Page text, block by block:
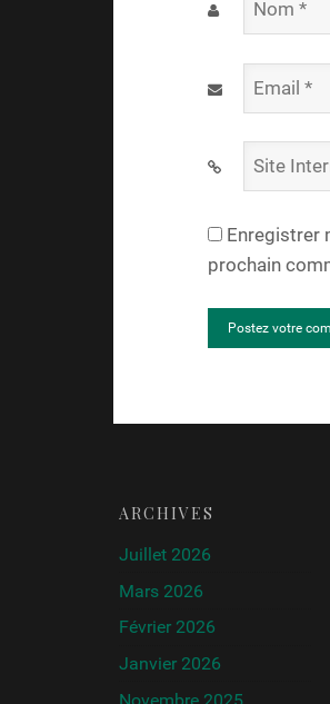
Nom
Email
Site
Internet
Enregistrer
prochain
ARCHIVES
Juillet 2026
Mars 2026
Février 2026
Janvier 2026